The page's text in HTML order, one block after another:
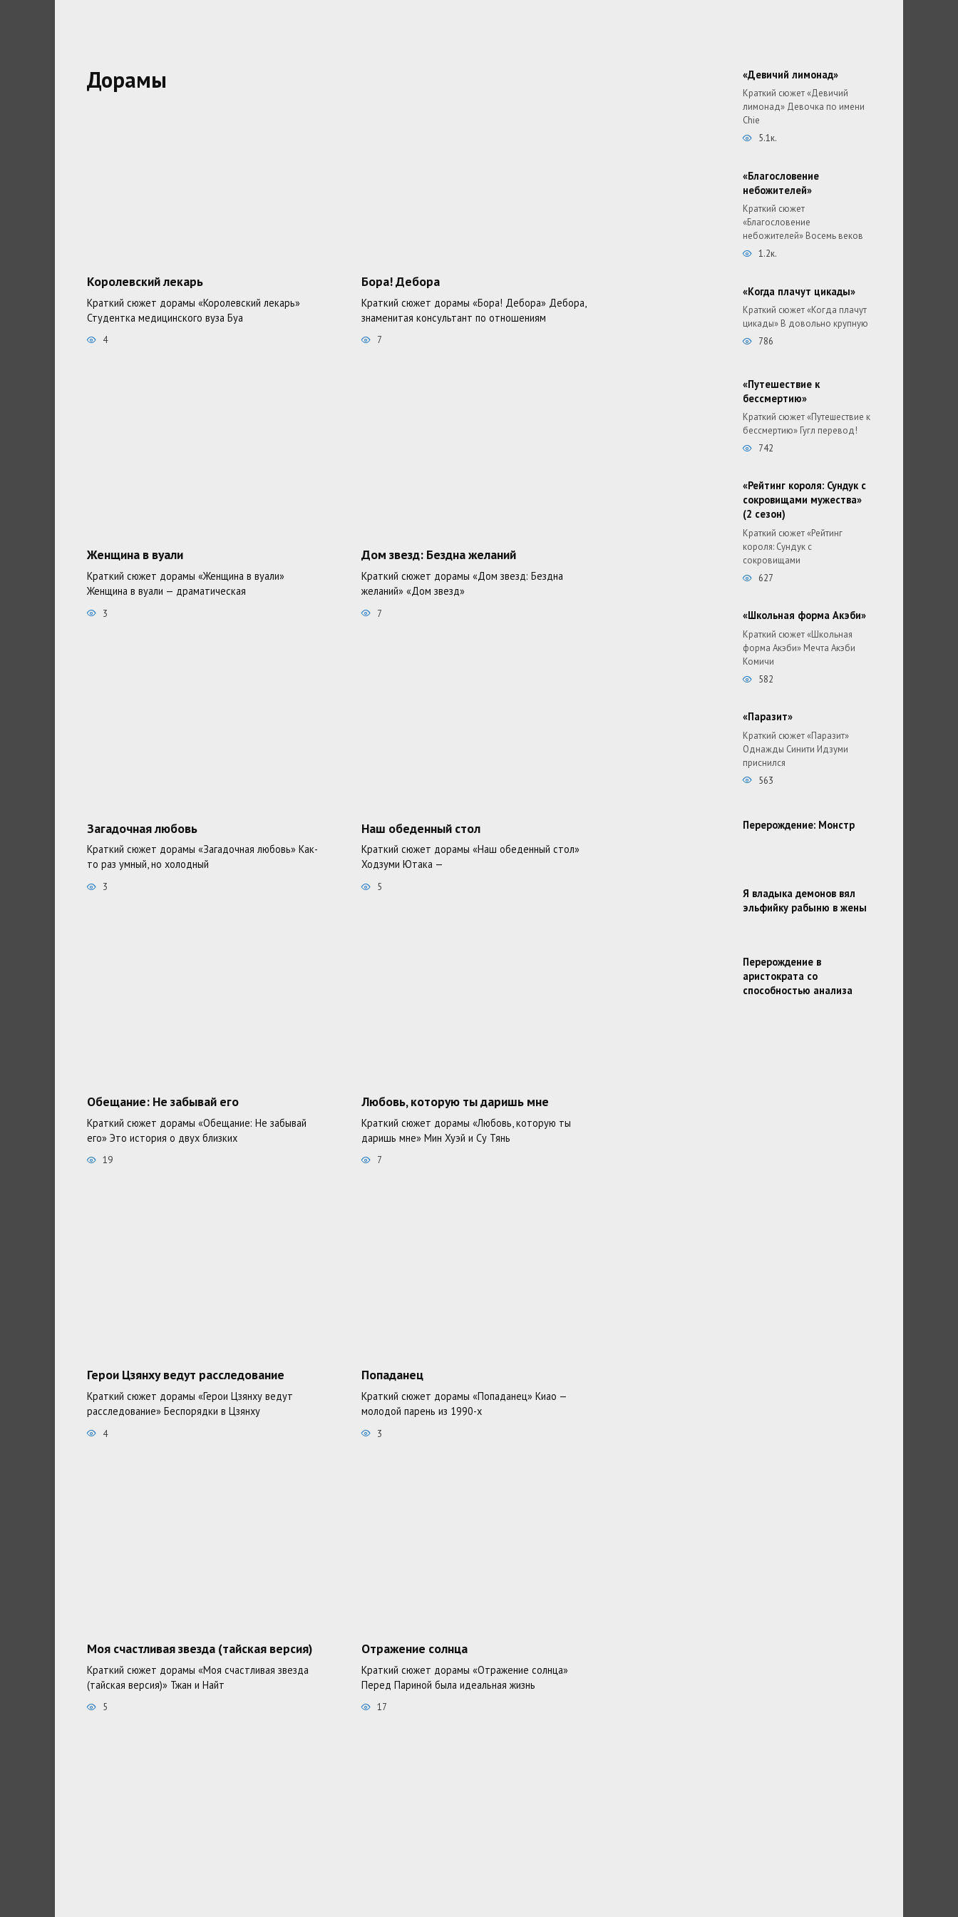
Дорамы
Королевский лекарь
Краткий сюжет дорамы «Королевский лекарь»
Студентка медицинского вуза Буа
4
Бора! Дебора
Краткий сюжет дорамы «Бора! Дебора» Дебора,
знаменитая консультант по отношениям
7
Женщина в вуали
Краткий сюжет дорамы «Женщина в вуали»
Женщина в вуали — драматическая
3
Дом звезд: Бездна желаний
Краткий сюжет дорамы «Дом звезд: Бездна
желаний» «Дом звезд»
7
Загадочная любовь
Краткий сюжет дорамы «Загадочная любовь» Как-
то раз умный, но холодный
3
Наш обеденный стол
Краткий сюжет дорамы «Наш обеденный стол»
Ходзуми Ютака —
5
Обещание: Не забывай его
Краткий сюжет дорамы «Обещание: Не забывай
его» Это история о двух близких
19
Любовь, которую ты даришь мне
Краткий сюжет дорамы «Любовь, которую ты
даришь мне» Мин Хуэй и Су Тянь
7
Герои Цзянху ведут расследование
Краткий сюжет дорамы «Герои Цзянху ведут
расследование» Беспорядки в Цзянху
4
Попаданец
Краткий сюжет дорамы «Попаданец» Киао —
молодой парень из 1990-х
3
Моя счастливая звезда (тайская версия)
Краткий сюжет дорамы «Моя счастливая звезда
(тайская версия)» Тжан и Найт
5
Отражение солнца
Краткий сюжет дорамы «Отражение солнца»
Перед Париной была идеальная жизнь
17
«Девичий лимонад»
Краткий сюжет «Девичий
лимонад» Девочка по имени
Chie
5.1к.
«Благословение
небожителей»
Краткий сюжет
«Благословение
небожителей» Восемь веков
1.2к.
«Когда плачут цикады»
Краткий сюжет «Когда плачут
цикады» В довольно крупную
786
«Путешествие к
бессмертию»
Краткий сюжет «Путешествие к
бессмертию» Гугл перевод!
742
«Рейтинг короля: Сундук с
сокровищами мужества»
(2 сезон)
Краткий сюжет «Рейтинг
короля: Сундук с
сокровищами
627
«Школьная форма Акэби»
Краткий сюжет «Школьная
форма Акэби» Мечта Акэби
Комичи
582
«Паразит»
Краткий сюжет «Паразит»
Однажды Синити Идзуми
приснился
563
Перерождение: Монстр
Я владыка демонов вял
эльфийку рабыню в жены
Перерождение в
аристократа со
способностью анализа